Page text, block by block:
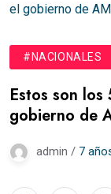
el gobierno de
#NACIONALES
Estos son
gobierno de
admin / 7